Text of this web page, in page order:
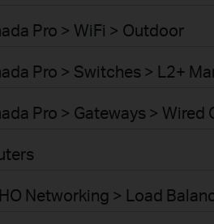
Pro > WiFi > Outdoor
Pro > Switches > L2+
Pro > Gateways > Wired
Networking > Load